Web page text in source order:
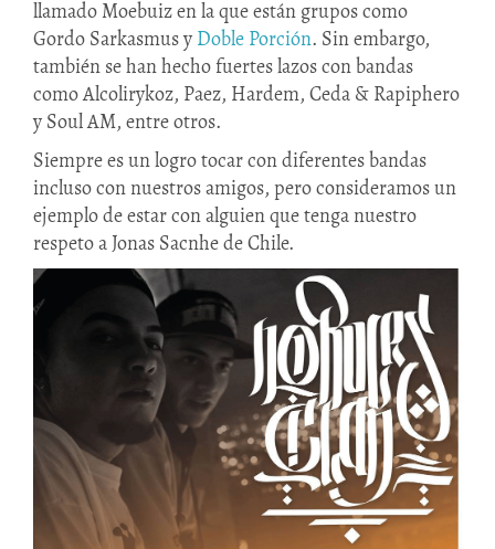
llamado Moebuiz en la que están grupos como
Gordo Sarkasmus y Doble Porción. Sin embargo,
también se han hecho fuertes lazos con bandas
como Alcolirykoz, Paez, Hardem, Ceda & Rapiphero
y Soul AM, entre otros.
Siempre es un logro tocar con diferentes bandas
incluso con nuestros amigos, pero consideramos un
ejemplo de estar con alguien que tenga nuestro
respeto a Jonas Sacnhe de Chile.